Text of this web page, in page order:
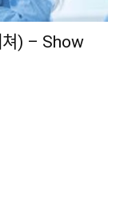
) – Show